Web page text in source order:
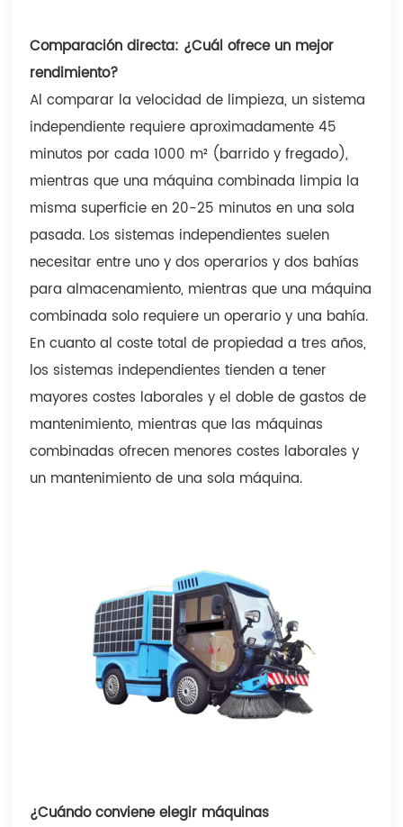
Comparación directa: ¿Cuál ofrece un mejor
rendimiento?
Al comparar la velocidad de limpieza, un sistema
independiente requiere aproximadamente 45
minutos por cada 1000 m² (barrido y fregado),
mientras que una máquina combinada limpia la
misma superficie en 20-25 minutos en una sola
pasada. Los sistemas independientes suelen
necesitar entre uno y dos operarios y dos bahías
para almacenamiento, mientras que una máquina
combinada solo requiere un operario y una bahía.
En cuanto al coste total de propiedad a tres años,
los sistemas independientes tienden a tener
mayores costes laborales y el doble de gastos de
mantenimiento, mientras que las máquinas
combinadas ofrecen menores costes laborales y
un mantenimiento de una sola máquina.
¿Cuándo conviene elegir máquinas